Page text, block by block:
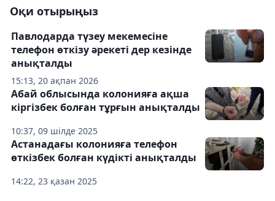
Оқи отырыңыз
15:13, 20 ақпан 2026
Павлодарда түзеу мекемесіне
телефон өткізу әрекеті дер кезінде
анықталды
10:37, 09 шілде 2025
Абай облысында колонияға ақша
кіргізбек болған тұрғын анықталды
14:22, 23 қазан 2025
Астанадағы колонияға телефон
өткізбек болған күдікті анықталды